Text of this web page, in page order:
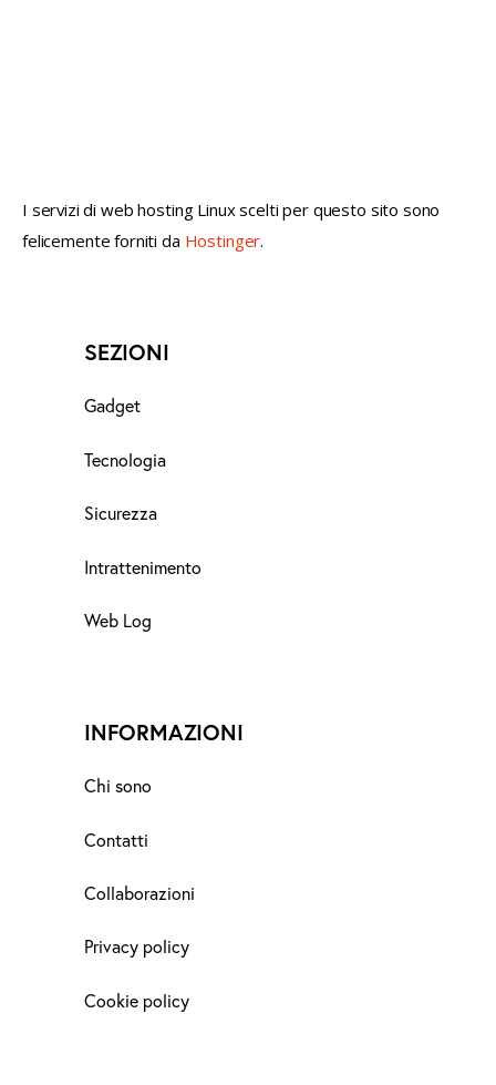
I servizi di web hosting Linux scelti per questo sito sono
felicemente forniti da Hostinger.
SEZIONI
Gadget
Tecnologia
Sicurezza
Intrattenimento
Web Log
INFORMAZIONI
Chi sono
Contatti
Collaborazioni
Privacy policy
Cookie policy